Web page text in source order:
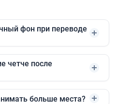
фон при переводе
четче после
больше места?